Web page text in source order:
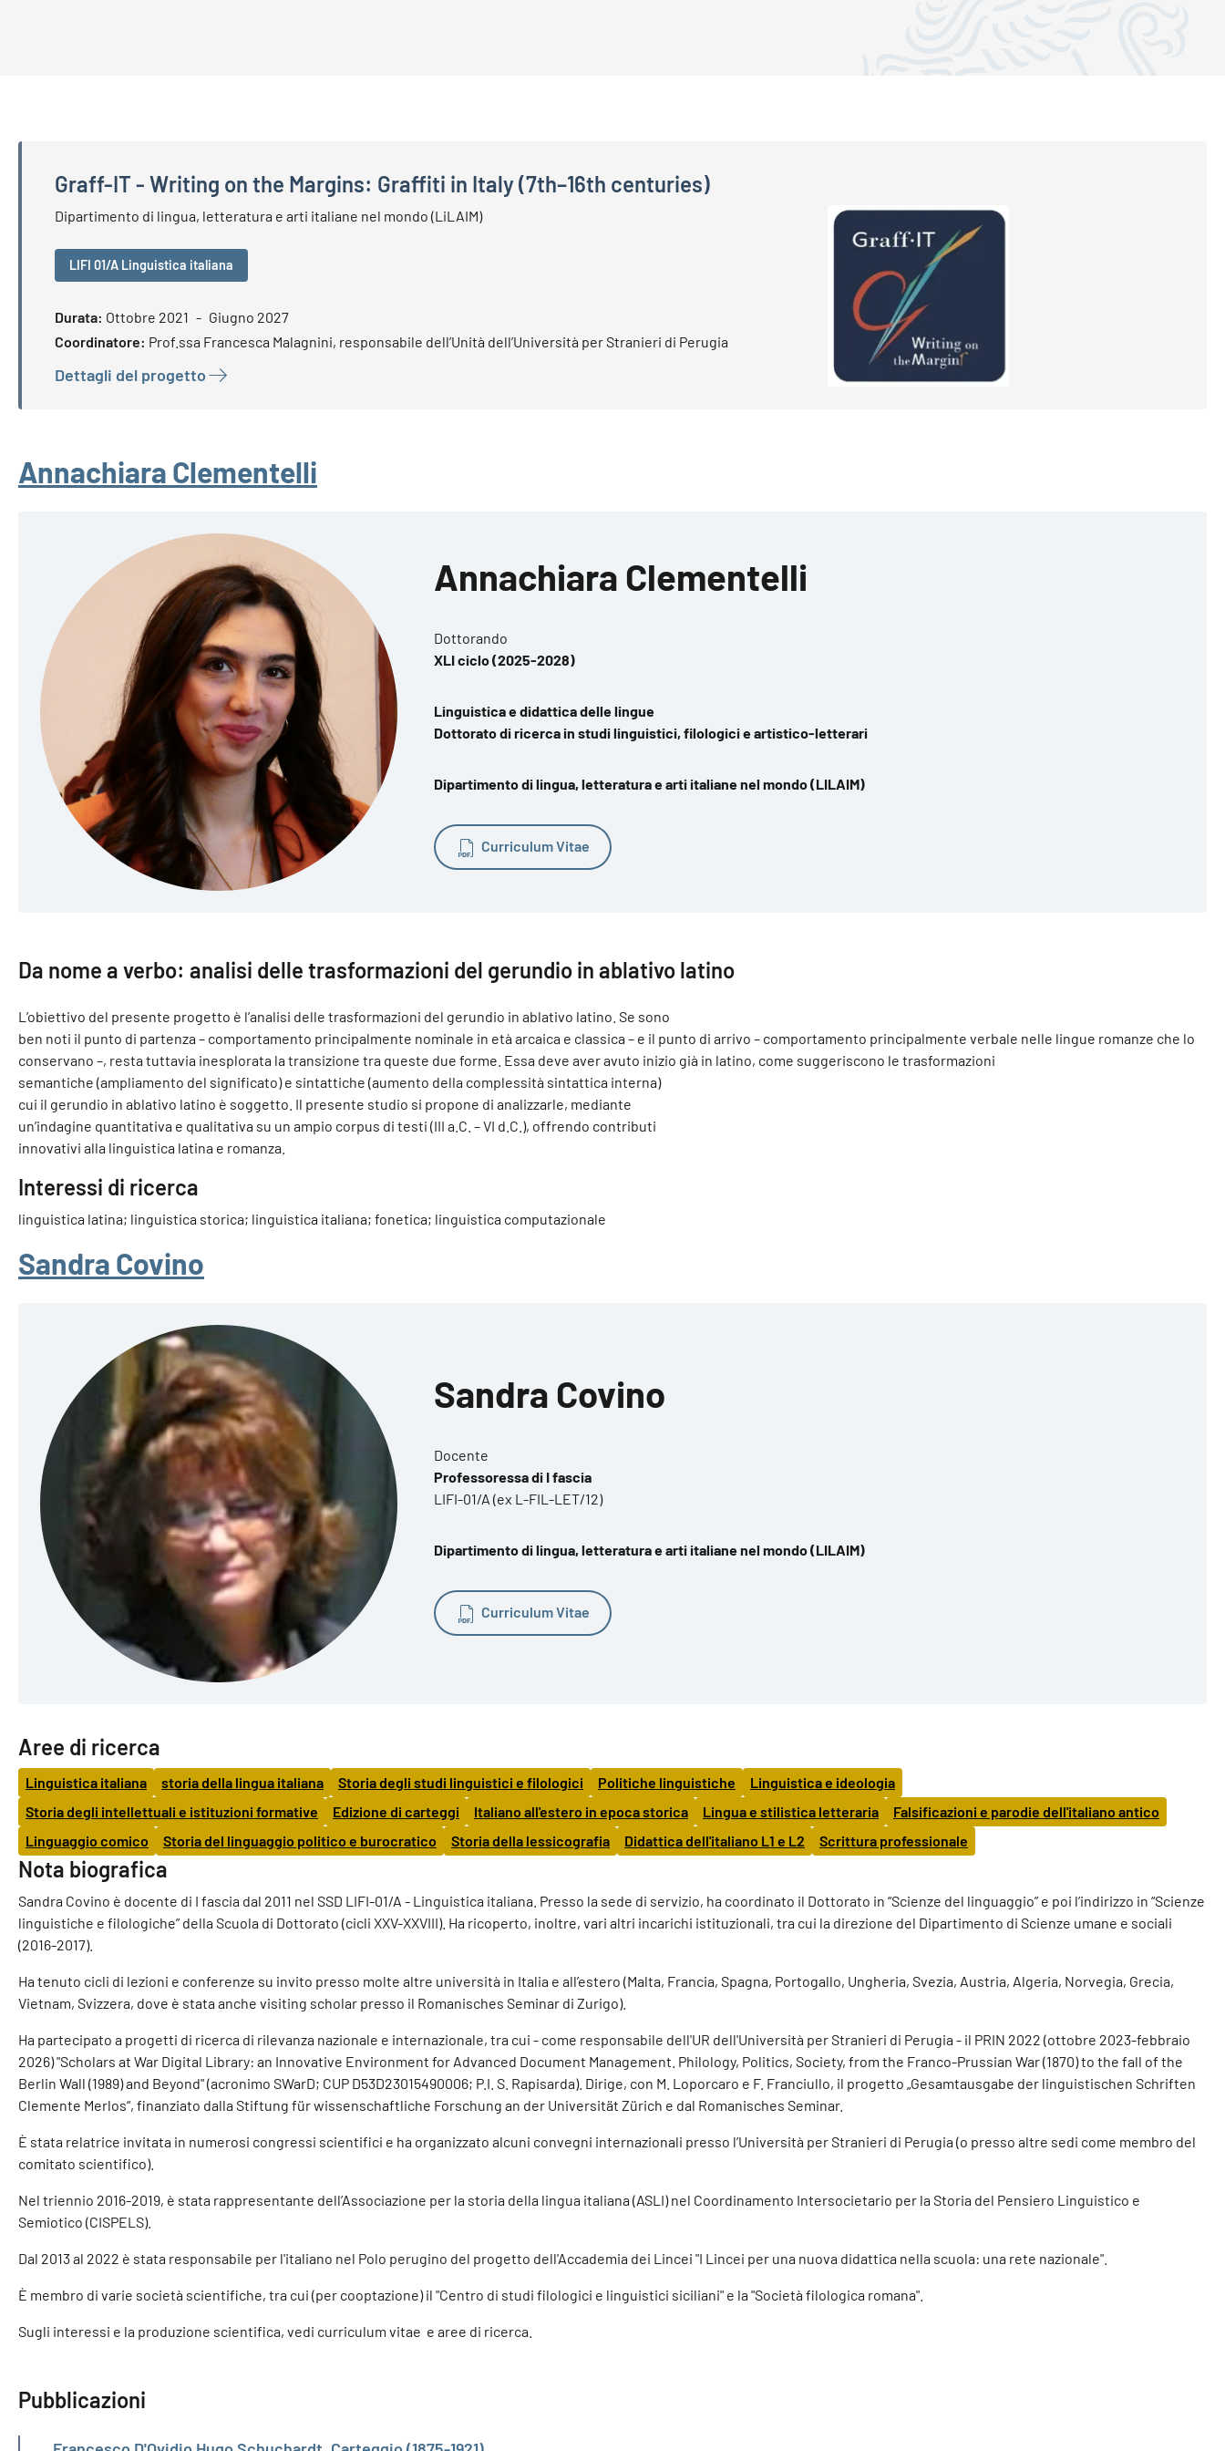
Graff-IT - Writing on the Margins: Graffiti in Italy (7th–16th centuries)
Graff-IT - Writing on the Margins: Graffiti in Italy (7th–16th centuries)
Dipartimento di lingua, letteratura e arti italiane nel mondo (LiLAIM)
LIFI 01/A Linguistica italiana
Durata: Ottobre 2021
Giugno 2027
Coordinatore: Prof.ssa Francesca Malagnini, responsabile dell’Unità dell’Università per Stranieri di Perugia
Dettagli del progetto
Annachiara Clementelli
Annachiara Clementelli
Dottorando
XLI ciclo (2025-2028)
Linguistica e didattica delle lingue
Dottorato di ricerca in studi linguistici, filologici e artistico-letterari
Dipartimento di lingua, letteratura e arti italiane nel mondo (LILAIM)
Curriculum Vitae
Da nome a verbo: analisi delle trasformazioni del gerundio in ablativo latino
L’obiettivo del presente progetto è l’analisi delle trasformazioni del gerundio in ablativo latino. Se sono
ben noti il punto di partenza – comportamento principalmente nominale in età arcaica e classica – e il punto di arrivo – comportamento principalmente verbale nelle lingue romanze che lo
conservano –, resta tuttavia inesplorata la transizione tra queste due forme. Essa deve aver avuto inizio già in latino, come suggeriscono le trasformazioni
semantiche (ampliamento del significato) e sintattiche (aumento della complessità sintattica interna)
cui il gerundio in ablativo latino è soggetto. Il presente studio si propone di analizzarle, mediante
un’indagine quantitativa e qualitativa su un ampio corpus di testi (III a.C. – VI d.C.), offrendo contributi
innovativi alla linguistica latina e romanza.
Interessi di ricerca
linguistica latina; linguistica storica; linguistica italiana; fonetica; linguistica computazionale
Sandra Covino
Sandra Covino
Docente
Professoressa di I fascia
LIFI-01/A (ex L-FIL-LET/12)
Dipartimento di lingua, letteratura e arti italiane nel mondo (LILAIM)
Curriculum Vitae
Aree di ricerca
Linguistica italiana storia della lingua italiana Storia degli studi linguistici e filologici Politiche linguistiche
Linguistica e ideologia
Storia degli intellettuali e istituzioni formative
Edizione di carteggi Italiano all'estero in epoca storica Lingua e stilistica letteraria
Falsificazioni e parodie dell'italiano antico
Linguaggio comico
Storia del linguaggio politico e burocratico Storia della lessicografia Didattica dell'italiano L1 e L2 Scrittura professionale
Nota biografica
Sandra Covino è docente di I fascia dal 2011 nel SSD LIFI-01/A - Linguistica italiana. Presso la sede di servizio, ha coordinato il Dottorato in “Scienze del linguaggio” e poi l’indirizzo in “Scienze
linguistiche e filologiche” della Scuola di Dottorato (cicli XXV-XXVIII). Ha ricoperto, inoltre, vari altri incarichi istituzionali, tra cui la direzione del Dipartimento di Scienze umane e sociali
(2016-2017).
Ha tenuto cicli di lezioni e conferenze su invito presso molte altre università in Italia e all’estero (Malta, Francia, Spagna, Portogallo, Ungheria, Svezia, Austria, Algeria, Norvegia, Grecia,
Vietnam, Svizzera, dove è stata anche visiting scholar presso il Romanisches Seminar di Zurigo).
Ha partecipato a progetti di ricerca di rilevanza nazionale e internazionale, tra cui - come responsabile dell'UR dell'Università per Stranieri di Perugia - il PRIN 2022 (ottobre 2023-febbraio
2026) "Scholars at War Digital Library: an Innovative Environment for Advanced Document Management. Philology, Politics, Society, from the Franco-Prussian War (1870) to the fall of the
Berlin Wall (1989) and Beyond" (acronimo SWarD; CUP D53D23015490006; P.I. S. Rapisarda). Dirige, con M. Loporcaro e F. Franciullo, il progetto „Gesamtausgabe der linguistischen Schriften
Clemente Merlos“, finanziato dalla Stiftung für wissenschaftliche Forschung an der Universität Zürich e dal Romanisches Seminar.
È stata relatrice invitata in numerosi congressi scientifici e ha organizzato alcuni convegni internazionali presso l’Università per Stranieri di Perugia (o presso altre sedi come membro del
comitato scientifico).
Nel triennio 2016-2019, è stata rappresentante dell’Associazione per la storia della lingua italiana (ASLI) nel Coordinamento Intersocietario per la Storia del Pensiero Linguistico e
Semiotico (CISPELS).
Dal 2013 al 2022 è stata responsabile per l'italiano nel Polo perugino del progetto dell'Accademia dei Lincei "I Lincei per una nuova didattica nella scuola: una rete nazionale".
È membro di varie società scientifiche, tra cui (per cooptazione) il "Centro di studi filologici e linguistici siciliani" e la "Società filologica romana".
Sugli interessi e la produzione scientifica, vedi curriculum vitae e aree di ricerca.
Pubblicazioni